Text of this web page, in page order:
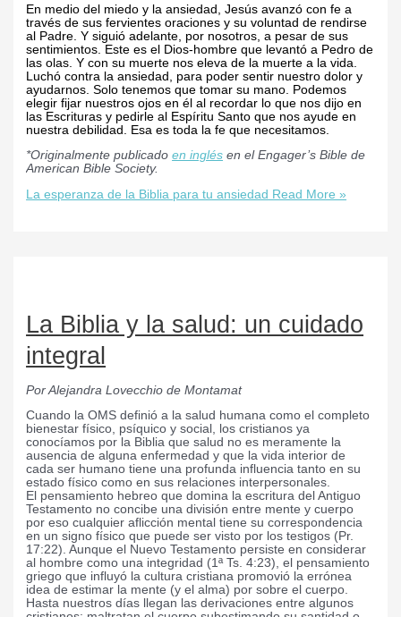
En medio del miedo y la ansiedad, Jesús avanzó con fe a
través de sus fervientes oraciones y su voluntad de rendirse
al Padre. Y siguió adelante, por nosotros, a pesar de sus
sentimientos. Este es el Dios-hombre que levantó a Pedro de
las olas. Y con su muerte nos eleva de la muerte a la vida.
Luchó contra la ansiedad, para poder sentir nuestro dolor y
ayudarnos. Solo tenemos que tomar su mano. Podemos
elegir fijar nuestros ojos en él al recordar lo que nos dijo en
las Escrituras y pedirle al Espíritu Santo que nos ayude en
nuestra debilidad. Esa es toda la fe que necesitamos.
*Originalmente publicadoen inglés en el Engager’s Bible de
American Bible Society.
La esperanza de la Biblia para tu ansiedad Read More »
La Biblia y la salud: un cuidado
integral
Por Alejandra Lovecchio de Montamat
Cuando la OMS definió a la salud humana como el completo
bienestar físico, psíquico y social, los cristianos ya
conocíamos por la Biblia que salud no es meramente la
ausencia de alguna enfermedad y que la vida interior de
cada ser humano tiene una profunda influencia tanto en su
estado físico como en sus relaciones interpersonales.
El pensamiento hebreo que domina la escritura del Antiguo
Testamento no concibe una división entre mente y cuerpo
por eso cualquier aflicción mental tiene su correspondencia
en un signo físico que puede ser visto por los testigos (Pr.
17:22). Aunque el Nuevo Testamento persiste en considerar
al hombre como una integridad (1ª Ts. 4:23), el pensamiento
griego que influyó la cultura cristiana promovió la errónea
idea de estimar la mente (y el alma) por sobre el cuerpo.
Hasta nuestros días llegan las derivaciones entre algunos